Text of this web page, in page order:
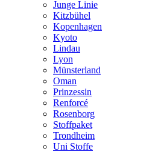
Junge Linie
Kitzbühel
Kopenhagen
Kyoto
Lindau
Lyon
Münsterland
Oman
Prinzessin
Renforcé
Rosenborg
Stoffpaket
Trondheim
Uni Stoffe